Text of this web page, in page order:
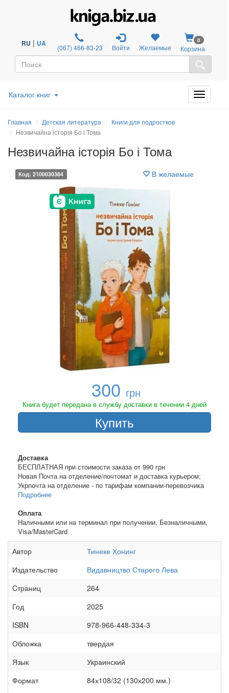
RU | UA (067) 466-83-23 Войти Желаемые
0
Корзина
Каталог книг
Главная Детская литература
Книги для подростков
Незвичайна історія Бо і Тома
Незвичайна історія Бо і Тома
Код: 2100030384 В желаемые
300 грн
Книга будет передана в службу доставки в течении 4 дней
Купить
Доставка
БЕСПЛАТНАЯ при стоимости заказа от 990 грн
Новая Почта на отделение/почтомат и доставка курьером;
Укрпочта на отделение - по тарифам компании-перевозчика
Подробнее
Оплата
Наличными или на терминал при получении, Безналичными,
Visa/MasterCard
Автор
Тинеке Хонинг
Издательство
Видавництво Старого Лева
Cтраниц
264
Год
2025
ISBN
978-966-448-334-3
Обложка
твердая
Язык
Украинский
Формат
84х108/32 (130х200 мм.)